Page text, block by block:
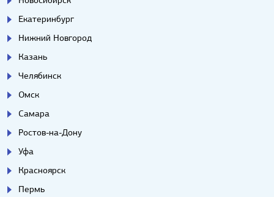
Екатеринбург
Нижний Новгород
Казань
Челябинск
Омск
Самара
Ростов-на-Дону
Уфа
Красноярск
Пермь